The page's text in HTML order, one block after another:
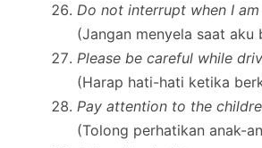
Do not interrupt when I
(Jangan menyela saat aku
Please be careful while
(Harap hati-hati ketika
Pay attention to the
(Tolong perhatikan anak-